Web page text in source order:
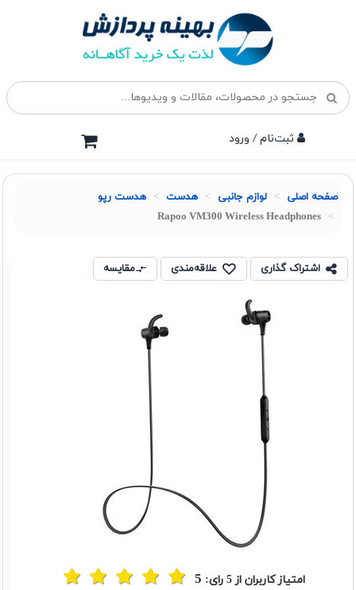
ثبت‌نام / ورود
صفحه اصلی لوازم جانبی هدست هدست رپو
Rapoo VM300 Wireless Headphones
اشتراک گذاری علاقه‌مندی مقایسه
امتیاز کاربران از5 رای: 5